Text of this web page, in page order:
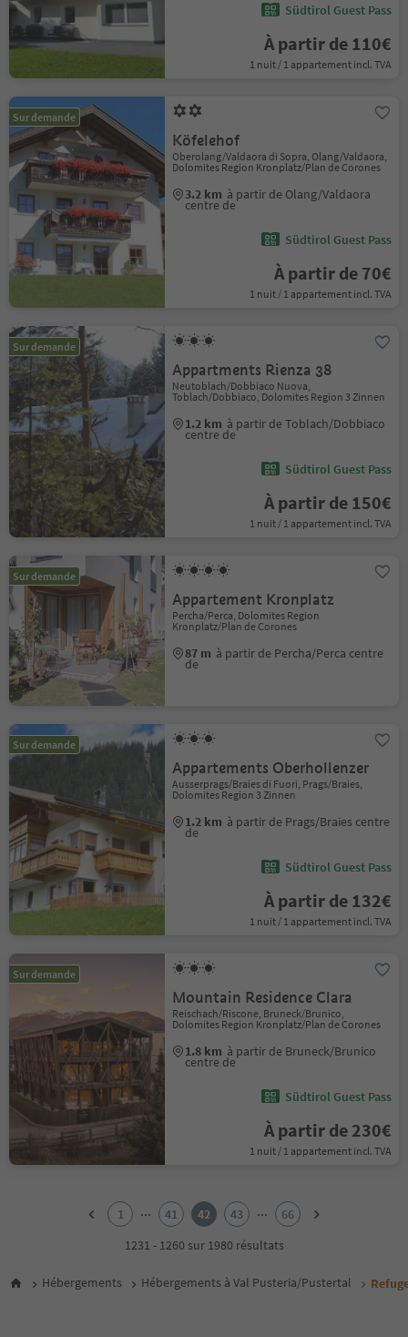
Südtirol Guest Pass
À partir de 110€
1 nuit / 1 appartement incl. TVA
Sur demande
Köfelehof
Oberolang/Valdaora di Sopra, Olang/Valdaora,
Dolomites Region Kronplatz/Plan de Corones
3.2 km à partir de Olang/Valdaora
centre de
Südtirol Guest Pass
À partir de 70€
1 nuit / 1 appartement incl. TVA
Sur demande
Appartments Rienza 38
Neutoblach/Dobbiaco Nuova,
Toblach/Dobbiaco, Dolomites Region 3 Zinnen
1.2 km à partir de Toblach/Dobbiaco
centre de
Südtirol Guest Pass
À partir de 150€
1 nuit / 1 appartement incl. TVA
Sur demande
Appartement Kronplatz
Percha/Perca, Dolomites Region
Kronplatz/Plan de Corones
87 m à partir de Percha/Perca centre
de
Sur demande
Appartements Oberhollenzer
Ausserprags/Braies di Fuori, Prags/Braies,
Dolomites Region 3 Zinnen
1.2 km à partir de Prags/Braies centre
de
Südtirol Guest Pass
À partir de 132€
1 nuit / 1 appartement incl. TVA
Sur demande
Mountain Residence Clara
Reischach/Riscone, Bruneck/Brunico,
Dolomites Region Kronplatz/Plan de Corones
1.8 km à partir de Bruneck/Brunico
centre de
Südtirol Guest Pass
À partir de 230€
1 nuit / 1 appartement incl. TVA
6
1 ... 41 42 43 ...
66
1231 - 1260 sur 1980 résultats
Hébergements Hébergements à Val Pusteria/Pustertal